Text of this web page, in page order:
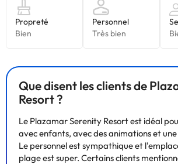
Que disent les clients de
Resort ?
Le Plazamar Serenity Resort est idéal
avec enfants, avec des animations et
Le personnel est sympathique et
plage est super. Certains clients